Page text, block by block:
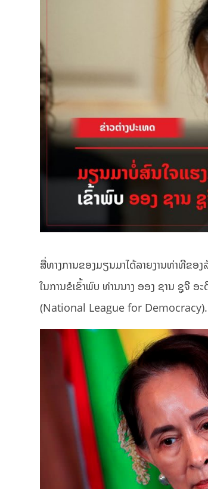
ສື່ທາງການຂອງມຽນມາໄດ້ລາຍງານທ່າທີຂອ
ໃນການຂໍເຂົ້າພົບ ທ່ານນາງ ອອງ ຊານ ຊູຈີ
(National League for Democracy).